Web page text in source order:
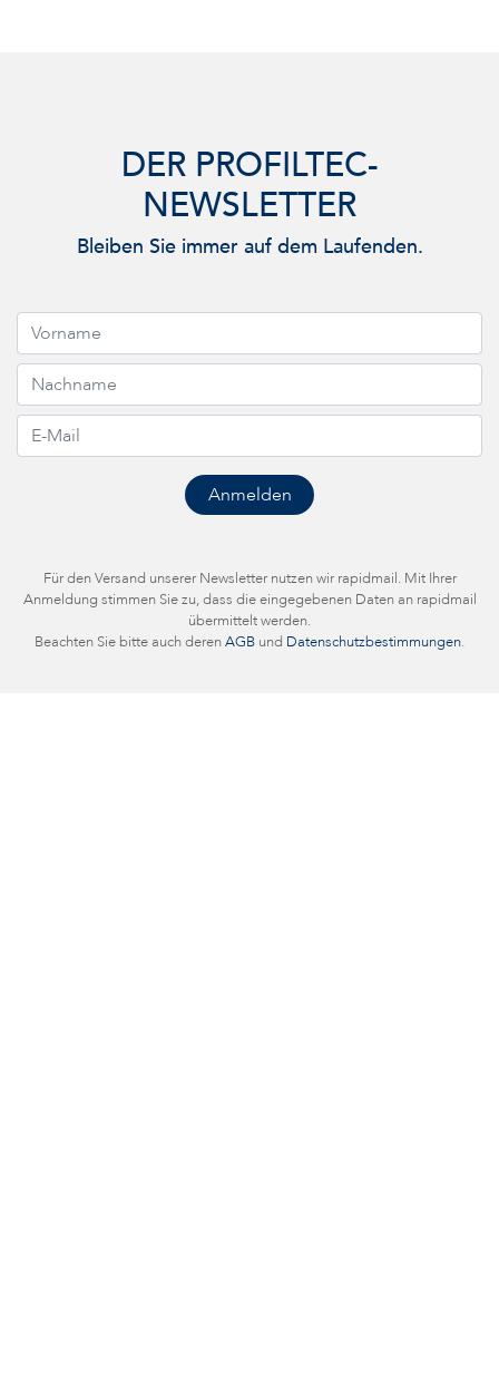
DER PROFILTEC-
NEWSLETTER
Bleiben Sie immer auf dem Laufenden.
Für den Versand unserer Newsletter nutzen wir rapidmail. Mit Ihrer
Anmeldung stimmen Sie zu, dass die eingegebenen Daten an rapidmail
übermittelt werden.
Beachten Sie bitte auch derenAGB und Datenschutzbestimmungen.